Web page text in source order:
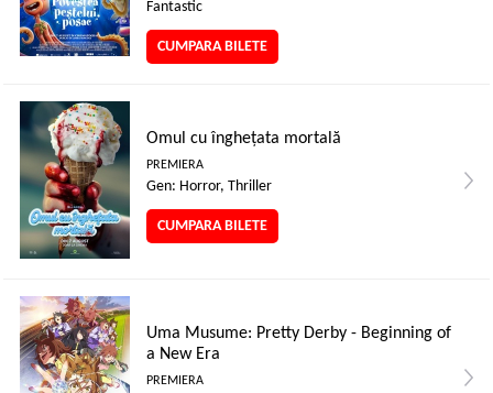
Fantastic
CUMPARA BILETE
Omul cu înghețata mortală
PREMIERA
Gen: Horror, Thriller
CUMPARA BILETE
Uma Musume: Pretty Derby - Beginning of
a New Era
PREMIERA